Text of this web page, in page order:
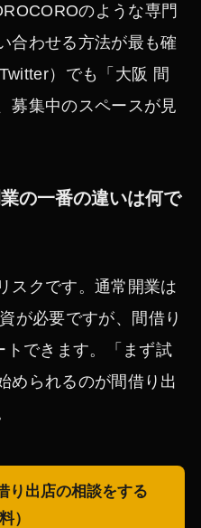
のような専門
合わせる方法が最も確
）でも「大阪 間
募集中のスペースが見
の一番の違いは何で
スクです。通常開業は
が必要ですが、間借り
トできます。「まず試
められるのが間借り出
り出店の相談をする
）